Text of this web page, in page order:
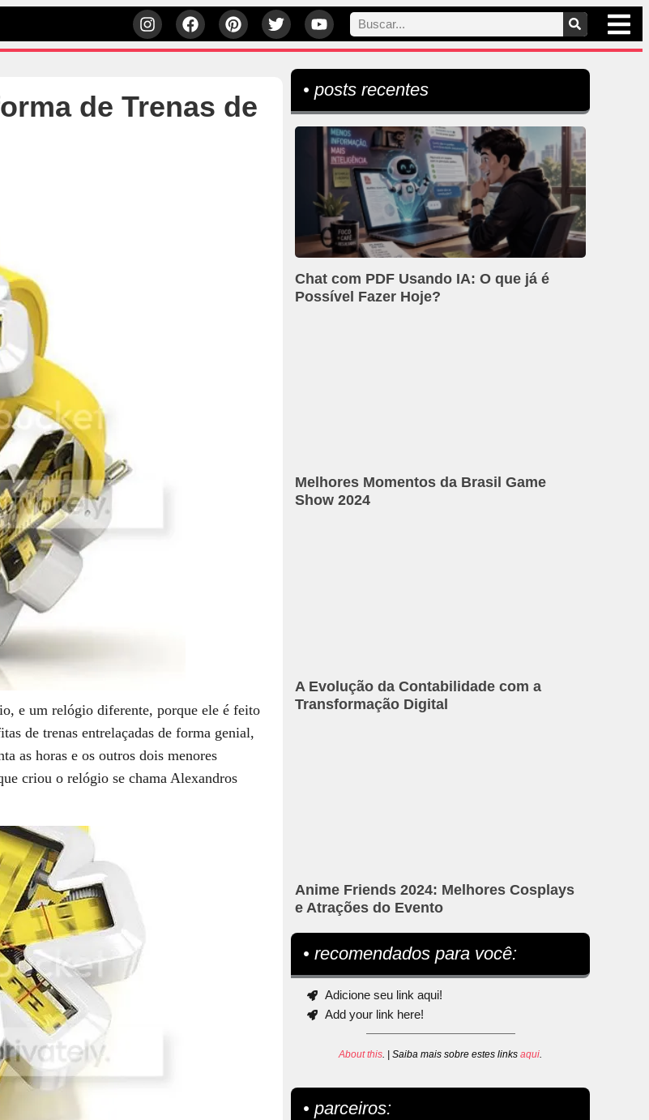
de Trenas de
e um relógio diferente, porque ele é feito
de trenas entrelaçadas de forma genial,
as horas e os outros dois menores
criou o relógio se chama Alexandros
• posts recentes
Chat com PDF Usando IA: O que já é
Possível Fazer Hoje?
Melhores Momentos da Brasil Game
Show 2024
A Evolução da Contabilidade com a
Transformação Digital
Anime Friends 2024: Melhores Cosplays
e Atrações do Evento
• recomendados para você:
Adicione seu link aqui!
Add your link here!
About this. | Saiba mais sobre estes linksaqui.
• parceiros: